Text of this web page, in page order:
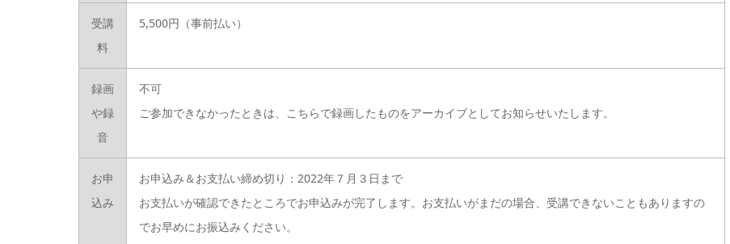
受講
料
5,500円（事前払い）
録画
や録
音
不可
ご参加できなかったときは、こちらで録画したものをアーカイブとしてお知らせいたします。
お申
込み
お申込み＆お支払い締め切り：2022年７月３日まで
お支払いが確認できたところでお申込みが完了します。お支払いがまだの場合、受講できないこともありますの
でお早めにお振込みください。